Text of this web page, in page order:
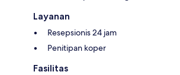
Layanan
Resepsionis 24 jam
Penitipan koper
Fasilitas